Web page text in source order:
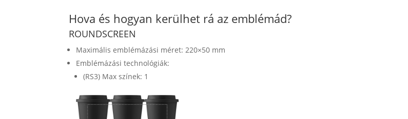
Hova és hogyan kerülhet rá az emblémád?
ROUNDSCREEN
Maximális emblémázási méret: 220×50 mm
Emblémázási technológiák:
(RS3) Max színek: 1